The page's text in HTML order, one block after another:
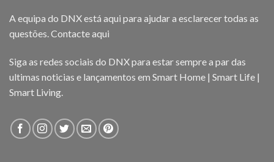
A equipa do DNX está aqui para ajudar a esclarecer todas as
questões.Contacte aqui
Siga as redes sociais do DNX para estar sempre a par das
ultimas noticias e lançamentos em Smart Home | Smart Life |
Smart Living.